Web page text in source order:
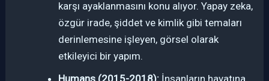
karşı ayaklanmasını konu alıyor. Yapay zeka,
özgür irade, şiddet ve kimlik gibi temaları
derinlemesine işleyen, görsel olarak
etkileyici bir yapım.